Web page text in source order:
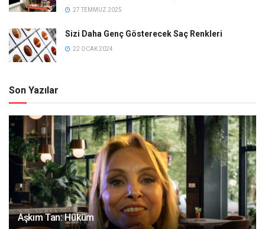
27 TEMMUZ 2025
Sizi Daha Genç Gösterecek Saç Renkleri
22 OCAK 2024
Son Yazılar
Aşkım Tan: Hüküm